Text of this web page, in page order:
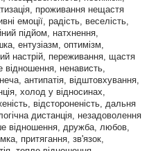
проживання нещастя
емоції, радість, веселість,
підйом, натхнення,
ентузіазм, оптимізм,
настрій, переживання, щастя
відношення, ненависть,
антипатія, відштовхування,
холод у відносинах,
відстороненість, дальня
дистанція, незадоволення
відношення, дружба, любов,
притягання, зв'язок,